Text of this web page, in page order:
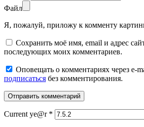
Файл
Я, пожалуй, приложу к комменту
Сохранить моё имя, email и адрес
последующих моих комментариев.
Оповещать о комментариях через e-
подписаться без комментирования.
Current ye@r *